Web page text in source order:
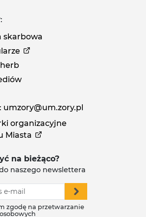
skarbowa
umzory@um.zory.pl
organizacyjne
Miasta
na bieżąco?
naszego newslettera
zgodę na przetwarzanie